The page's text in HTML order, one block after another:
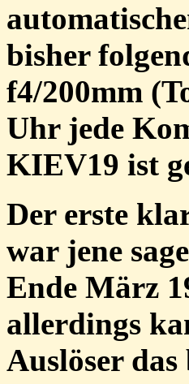
bisher
f4/200mm
Uhr jede
KIEV19 ist
Der erste
war jene
Ende März
allerdings
Auslöser